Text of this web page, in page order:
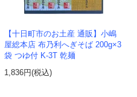
【十日町市のお土産 通販】小嶋
屋総本店 布乃利へぎそば 200g×3
袋 つゆ付 K-3T 乾麺
1,836円(税込)